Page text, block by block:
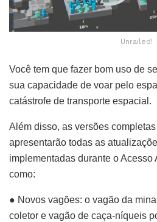
Unrailed!
Você tem que fazer bom uso de
sua capacidade de voar pelo
catástrofe de transporte espacial.
Além disso, as versões
apresentarão todas as
implementadas durante o Acesso
como:
● Novos vagões: o vagão da
coletor e vagão de caça-níqueis